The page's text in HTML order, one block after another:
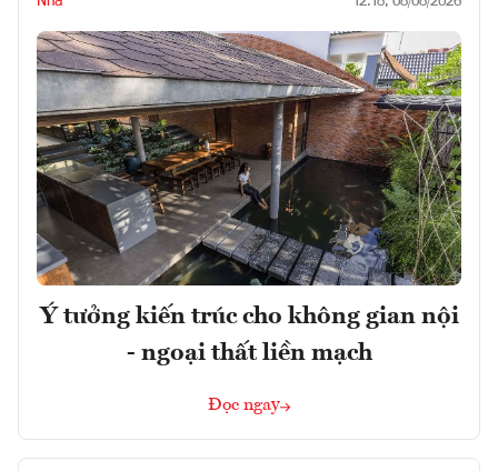
Ý tưởng kiến trúc cho không gian nội
- ngoại thất liền mạch
Đọc ngay